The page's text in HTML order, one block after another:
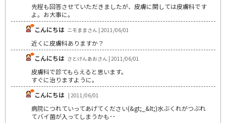
先程も回答させていただきましたが、皮膚に関しては皮膚科です
よ。お大事に。
こんにちは ニモままさん | 2011/06/01
近くに皮膚科ありますか？
こんにちは さとけんあおさん | 2011/06/01
皮膚科で診てもらえると思います。
すぐに治りますように。
こんにちは | 2011/06/01
病院につれていってあげてください(&gt;_&lt;)水ぶくれがつぶれ
てバイ菌が入ってしまうかも･･